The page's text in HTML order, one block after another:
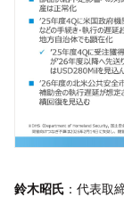
鈴木昭氏 ：代表取